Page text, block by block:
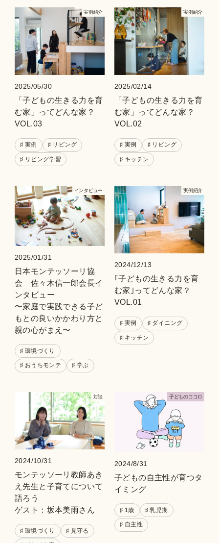
実例紹介
2025/05/30
「子どもの生きる力を育
む家」ってどんな家？
VOL.03
♯ 実例 ♯ リビング
♯ リビング学習
実例紹介
2025/02/14
「子どもの生きる力を育
む家」ってどんな家？
VOL.02
♯ 実例 ♯ リビング
♯ キッチン
インタビュー
2025/01/31
日本モンテッソーリ協
会 佐々木信一郎会長イ
ンタビュー
〜家庭で実践できる子ど
もとの良いかかわり方と
親の心がまえ〜
♯ 環境づくり
♯ おうちモンテ ♯ 学ぶ
実例紹介
2024/12/13
｢子どもの生きる力を育
む家｣ってどんな家？
VOL.01
♯ 実例 ♯ ダイニング
♯ キッチン
対談
2024/10/31
モンテッソーリ教師あき
え先生と子育てについて
語ろう
ゲスト：坂本美雨さん
♯ 環境づくり ♯ 見守る
⼦どものココロ
2024/8/31
子どもの自主性が育つタ
イミング
♯ 1歳 ♯ 乳児期
♯ 自主性